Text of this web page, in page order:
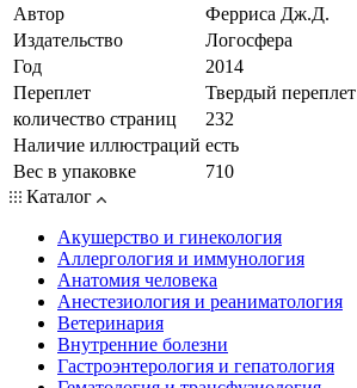
Автор
Ферриса Дж.Д.
Издательство
Логосфера
Год
2014
Переплет
Твердый переплет
количество страниц
232
Наличие иллюстраций есть
Вес в упаковке
710
Каталог
Акушерство и гинекология
Аллергология и иммунология
Анатомия человека
Анестезиология и реаниматология
Ветеринария
Внутренние болезни
Гастроэнтерология и гепатология